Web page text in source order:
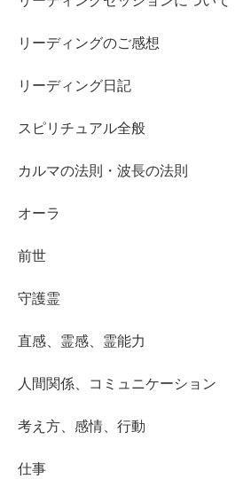
リーディングのご感想
リーディング日記
スピリチュアル全般
カルマの法則・波長の法則
オーラ
前世
守護霊
直感、霊感、霊能力
人間関係、コミュニケーション
考え方、感情、行動
仕事